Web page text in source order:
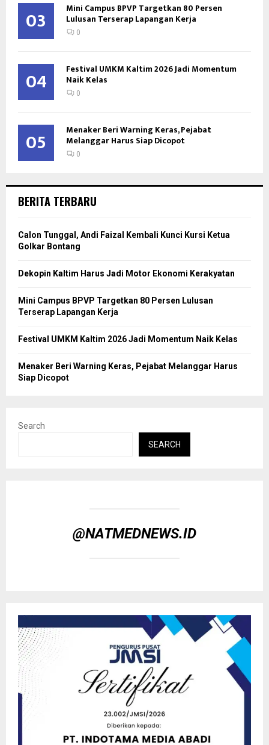
03 Mini Campus BPVP Targetkan 80 Persen
Lulusan Terserap Lapangan Kerja
0
04 Festival UMKM Kaltim 2026 Jadi Momentum
Naik Kelas
0
05 Menaker Beri Warning Keras, Pejabat
Melanggar Harus Siap Dicopot
0
BERITA TERBARU
Calon Tunggal, Andi Faizal Kembali Kunci Kursi Ketua
Golkar Bontang
Dekopin Kaltim Harus Jadi Motor Ekonomi Kerakyatan
Mini Campus BPVP Targetkan 80 Persen Lulusan
Terserap Lapangan Kerja
Festival UMKM Kaltim 2026 Jadi Momentum Naik Kelas
Menaker Beri Warning Keras, Pejabat Melanggar Harus
Siap Dicopot
Search
SEARCH
@NATMEDNEWS.ID